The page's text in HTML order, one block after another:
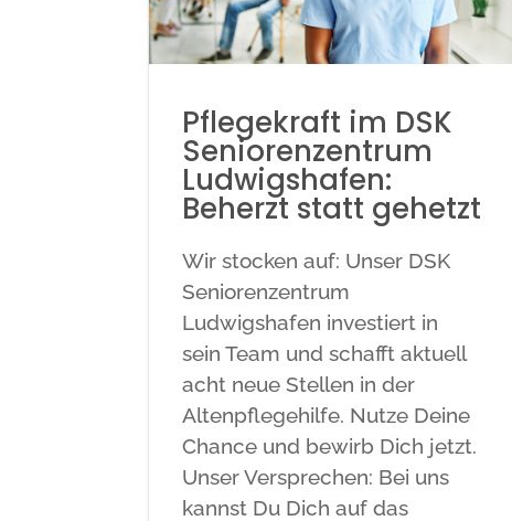
Pflegekraft im DSK
Seniorenzentrum
Ludwigshafen:
Beherzt statt gehetzt
Wir stocken auf: Unser DSK
Seniorenzentrum
Ludwigshafen investiert in
sein Team und schafft aktuell
acht neue Stellen in der
Altenpflegehilfe. Nutze Deine
Chance und bewirb Dich jetzt.
Unser Versprechen: Bei uns
kannst Du Dich auf das